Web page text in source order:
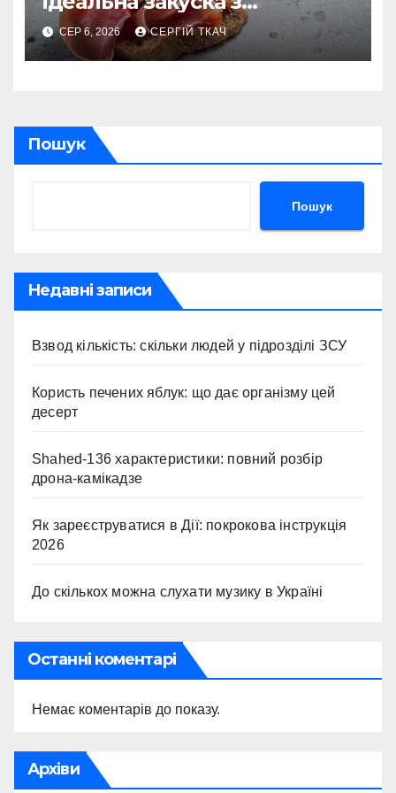
характером
СЕР 6, 2026 СЕРГІЙ ТКАЧ
Пошук
Пошук
Недавні записи
Взвод кількість: скільки людей у підрозділі ЗСУ
Користь печених яблук: що дає організму цей
десерт
Shahed-136 характеристики: повний розбір
дрона-камікадзе
Як зареєструватися в Дії: покрокова інструкція
2026
До скількох можна слухати музику в Україні
Останні коментарі
Немає коментарів до показу.
Архіви